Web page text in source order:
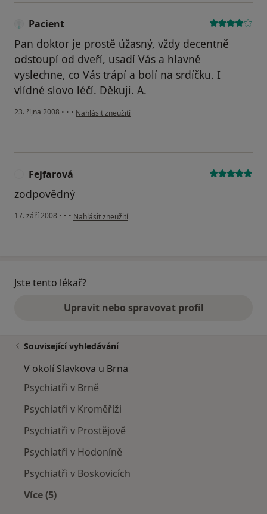
Pacient
Pan doktor je prostě úžasný, vždy decentně
odstoupí od dveří, usadí Vás a hlavně
vyslechne, co Vás trápí a bolí na srdíčku. I
vlídné slovo léčí. Děkuji. A.
23. října 2008 • • • podle názoru uživatele Pacient
Nahlásit zneužití
Fejfarová
zodpovědný
17. září 2008 • • • podle názoru uživatele Fejfarová
Nahlásit zneužití
Jste tento lékař?
Upravit nebo spravovat profil
Související vyhledávání
V okolí Slavkova u Brna
Psychiatři v Brně
Psychiatři v Kroměříži
Psychiatři v Prostějově
Psychiatři v Hodoníně
Psychiatři v Boskovicích
Více (5)